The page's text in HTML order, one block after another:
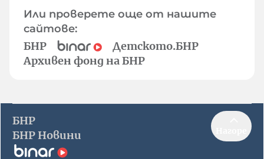
Или проверете още от нашите
сайтове:
БНР
Детското.БНР
Архивен фонд на БНР
БНР
БНР Новини